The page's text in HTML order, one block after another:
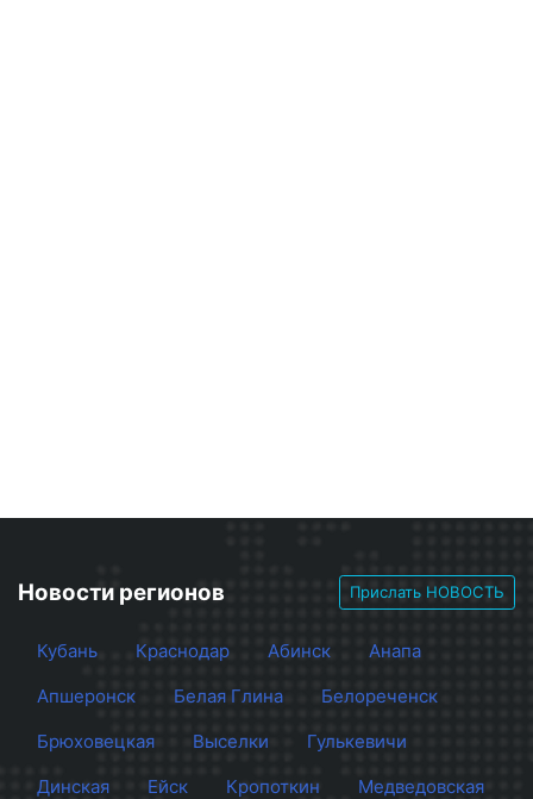
Новости регионов Прислать НОВОСТЬ
Кубань Краснодар Абинск
Анапа
Апшеронск
Белая Глина
Белореченск
Брюховецкая
Выселки
Гулькевичи
Динская
Ейск Кропоткин
Медведовская